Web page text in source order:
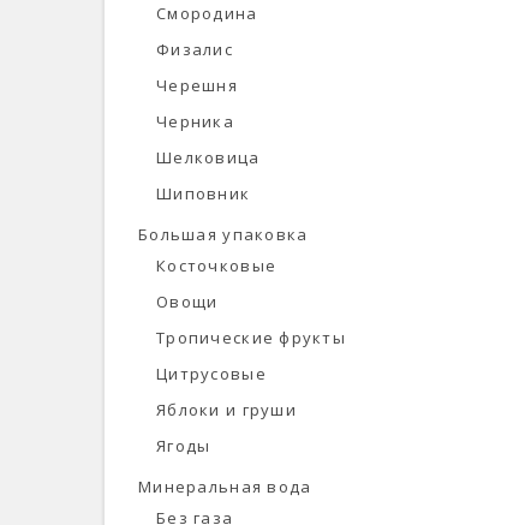
Смородина
Физалис
Черешня
Черника
Шелковица
Шиповник
Большая упаковка
Косточковые
Овощи
Тропические фрукты
Цитрусовые
Яблоки и груши
Ягоды
Минеральная вода
Без газа